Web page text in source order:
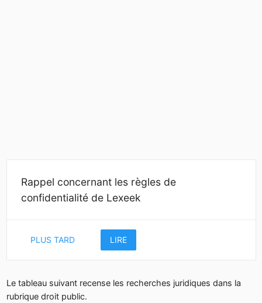
Rappel concernant les règles de
confidentialité de Lexeek
PLUS TARD LIRE
Le tableau suivant recense les recherches juridiques dans la
rubrique droit public.